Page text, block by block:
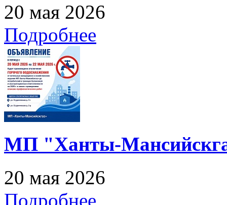
20 мая 2026
Подробнее
МП "Ханты-
20 мая 2026
Подробнее